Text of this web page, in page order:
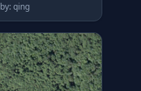
分类：材质 | by: qing